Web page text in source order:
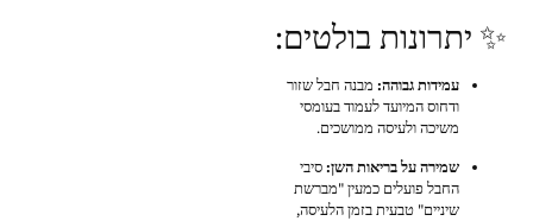
✨ יתרונות בולטים:
עמידות גבוהה: מבנה חבל שזור
ודחוס המיועד לעמוד בעומסי
משיכה ולעיסה ממושכים.
שמירה על בריאות השן:סיבי
החבל פועלים כמעין "מברשת
שיניים" טבעית בזמן הלעיסה,